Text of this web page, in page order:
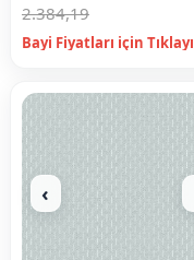
2.384,19
‹